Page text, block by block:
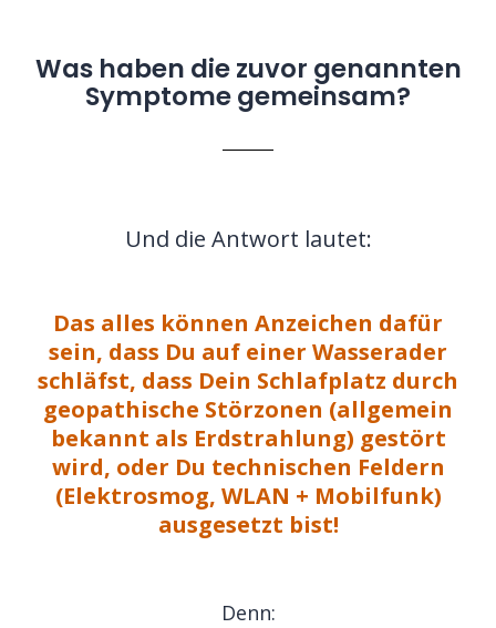
Was haben die zuvor genannten
Symptome gemeinsam?
Und die Antwort lautet:
Das alles können Anzeichen dafür
sein, dass Du auf einer Wasserader
schläfst, dass Dein Schlafplatz durch
geopathische Störzonen (allgemein
bekannt als Erdstrahlung) gestört
wird, oder Du technischen Feldern
(Elektrosmog, WLAN + Mobilfunk)
ausgesetzt bist!
Denn: